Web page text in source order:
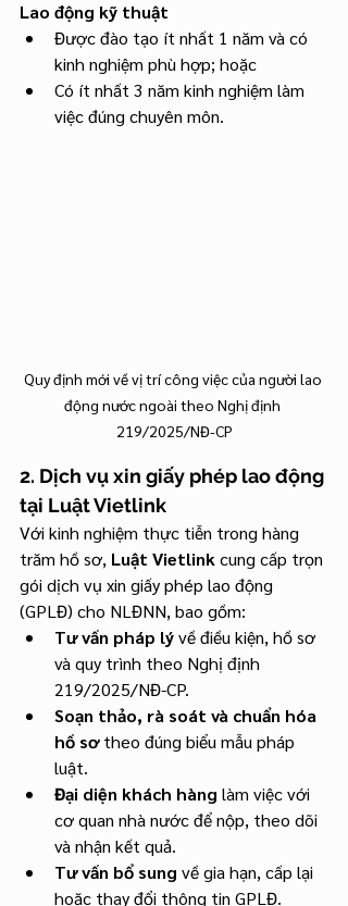
Lao động kỹ thuật
Được đào tạo ít nhất 1 năm và có
kinh nghiệm phù hợp; hoặc
Có ít nhất 3 năm kinh nghiệm làm
việc đúng chuyên môn.
Quy định mới về vị trí công việc của người lao
động nước ngoài theo Nghị định
219/2025/NĐ-CP
2. Dịch vụ xin giấy phép lao động
tại Luật Vietlink
Với kinh nghiệm thực tiễn trong hàng
trăm hồ sơ, Luật Vietlink cung cấp trọn
gói dịch vụ xin giấy phép lao động
(GPLĐ) cho NLĐNN, bao gồm:
Tư vấn pháp lý về điều kiện, hồ sơ
và quy trình theo Nghị định
219/2025/NĐ-CP.
Soạn thảo, rà soát và chuẩn hóa
hồ sơ theo đúng biểu mẫu pháp
luật.
Đại diện khách hàng làm việc với
cơ quan nhà nước để nộp, theo dõi
và nhận kết quả.
Tư vấn bổ sung về gia hạn, cấp lại
hoặc thay đổi thông tin GPLĐ.